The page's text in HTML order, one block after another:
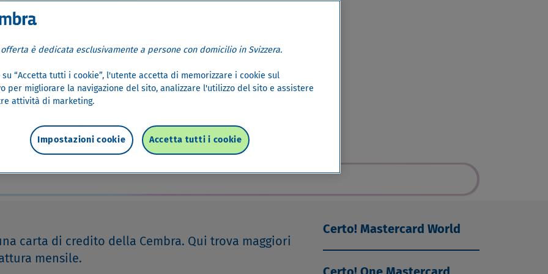
mensile delle carte Cembra
carta di credito della Cembra. Qui trova maggiori
mensile.
Certo! Mastercard World
è dedicata esclusivamente a persone con domicilio in Svizzera.
su “Accetta tutti i cookie”, l'utente accetta di memorizzare i cookie sul
per migliorare la navigazione del sito, analizzare l'utilizzo del sito e assistere
attività di marketing.
Accetta tutti i cookie
Impostazioni cookie